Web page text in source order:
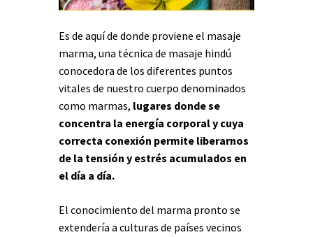
Es de aquí de donde proviene el masaje
marma, una técnica de masaje hindú
conocedora de los diferentes puntos
vitales de nuestro cuerpo denominados
como marmas, lugares donde se
concentra la energía corporal y cuya
correcta conexión permite liberarnos
de la tensión y estrés acumulados en
el día a día.
El conocimiento del marma pronto se
extendería a culturas de países vecinos